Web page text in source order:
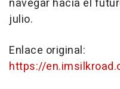
navegar hacia el
julio.
Enlace original:
https://